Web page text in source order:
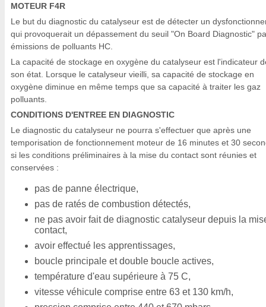
MOTEUR F4R
Le but du diagnostic du catalyseur est de détecter un
qui provoquerait un dépassement du seuil "On Board Diagnostic"
émissions de polluants HC.
La capacité de stockage en oxygène du catalyseur est l'indicateur
son état. Lorsque le catalyseur vieilli, sa capacité de stockage en
oxygène diminue en même temps que sa capacité à traiter les gaz
polluants.
CONDITIONS D'ENTREE EN DIAGNOSTIC
Le diagnostic du catalyseur ne pourra s'effectuer que après une
temporisation de fonctionnement moteur de 16 minutes et 30
si les conditions préliminaires à la mise du contact sont réunies et
conservées :
pas de panne électrique,
pas de ratés de combustion détectés,
ne pas avoir fait de diagnostic catalyseur depuis la
contact,
avoir effectué les apprentissages,
boucle principale et double boucle actives,
température d'eau supérieure à 75 C,
vitesse véhicule comprise entre 63 et 130 km/h,